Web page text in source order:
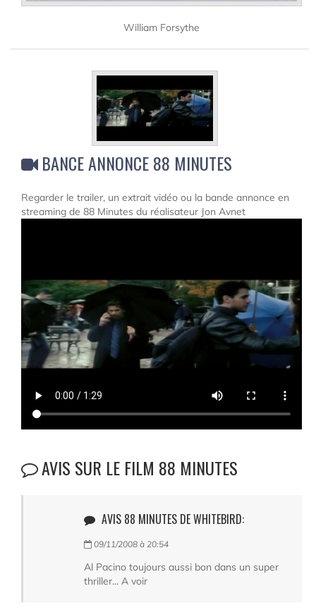
William Forsythe
BANCE ANNONCE 88 MINUTES
Regarder le trailer, un extrait vidéo ou la bande annonce en
streaming de 88 Minutes du réalisateur Jon Avnet
AVIS SUR LE FILM 88 MINUTES
AVIS 88 MINUTES DE WHITEBIRD:
09/11/2008 à 20:54
Al Pacino toujours aussi bon dans un super
thriller... A voir